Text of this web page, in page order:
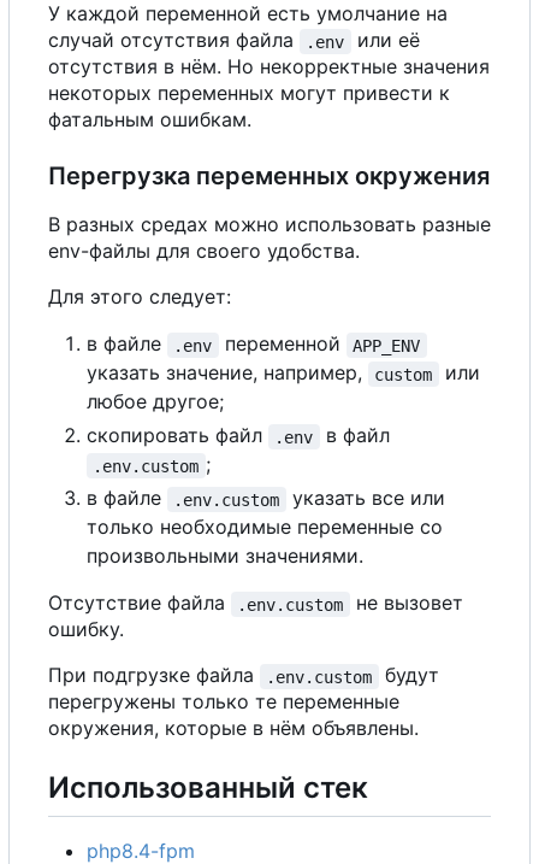
У каждой переменной есть умолчание на
случай отсутствия файла
.env
или её
отсутствия в нём. Но некорректные значения
некоторых переменных могут привести к
фатальным ошибкам.
Перегрузка переменных окружения
В разных средах можно использовать разные
env-файлы для своего удобства.
Для этого следует:
в файле
.env переменной APP_ENV
указать значение, например, custom
или
любое другое;
скопировать файл
.env в файл
.env.custom ;
в файле
.env.custom
указать все или
только необходимые переменные со
произвольными значениями.
Отсутствие файла
.env.custom
не вызовет
ошибку.
При подгрузке файла
.env.custom
будут
перегружены только те переменные
окружения, которые в нём объявлены.
Использованный стек
php8.4-fpm